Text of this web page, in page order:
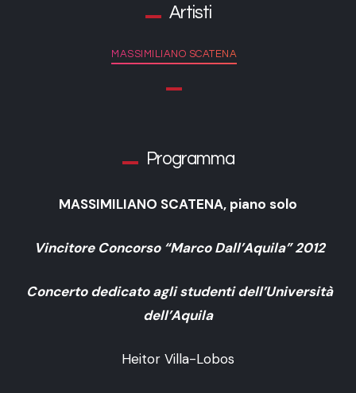
Artisti
MASSIMILIANO SCATENA
Programma
MASSIMILIANO SCATENA, piano solo
Vincitore Concorso “Marco Dall’Aquila” 2012
Concerto dedicato agli studenti dell’Università
dell’Aquila
Heitor Villa-Lobos